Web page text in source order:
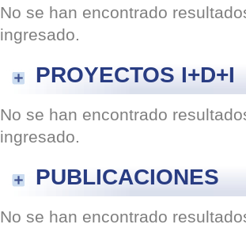
No se han encontrado
ingresado.
PROYECTOS I+D+I
No se han encontrado
ingresado.
PUBLICACIONES
No se han encontrado